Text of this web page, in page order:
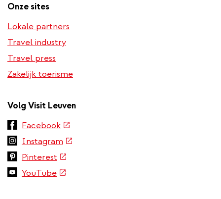
Onze sites
Lokale partners
Travel industry
Travel press
Zakelijk toerisme
Volg Visit Leuven
Facebook(externe
link)
Instagram (externe
link)
Pinterest (externe
link)
YouTube(externe